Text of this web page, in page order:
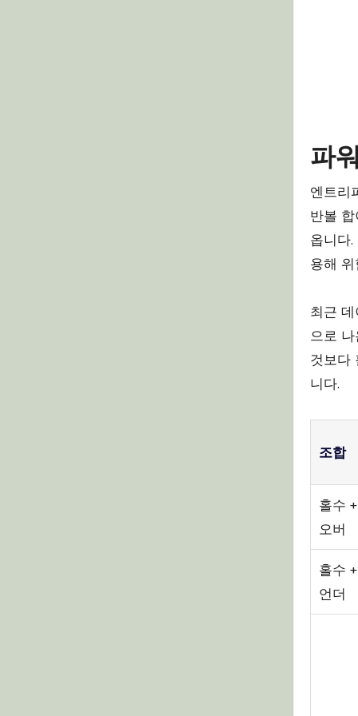
파
엔트리
반볼
옵니다.
용해
최근
으로
것보다
니다.
조합
홀수 +
오버
홀수 +
언더